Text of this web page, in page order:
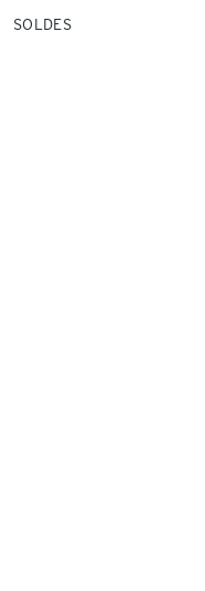
SOLDES